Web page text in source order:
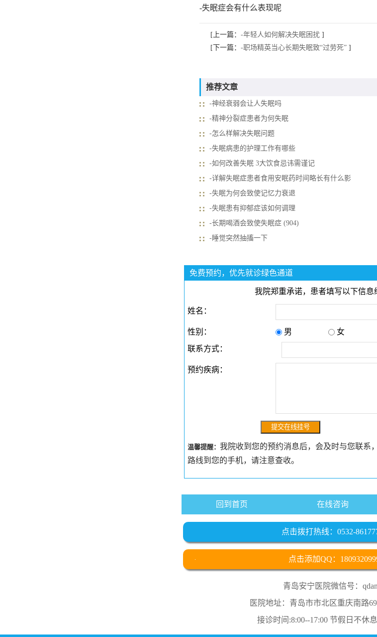
-失眠症会有什么表现呢
[上一篇： -年轻人如何解决失眠困扰]
[下一篇： -职场精英当心长期失眠致“过劳死”]
推荐文章
-神经衰弱会让人失眠吗
-精神分裂症患者为何失眠
-怎么样解决失眠问题
-失眠病患的护理工作有哪些
-如何改善失眠 3大饮食忌讳需谨记
-详解失眠症患者食用安眠药时间略长有什么影
-失眠为何会致使记忆力衰退
-失眠患有抑郁症该如何调理
-长期喝酒会致使失眠症 (904)
-睡觉突然抽搐一下
免费预约，优先就诊绿色通道
我院郑重承诺，患者填写以下信息
姓名：
性别： 男
女
联系方式：
预约疾病：
温馨提醒： 我院收到您的预约消息后，会及时与您联系
路线到您的手机，请注意查收。
回到首页 在线咨询
点击拨打热线：0532-
点击添加QQ：
青岛安宁医院微信号：
医院地址：青岛市市北区重庆南路
接诊时间:8:00--17:00 节假日不休息